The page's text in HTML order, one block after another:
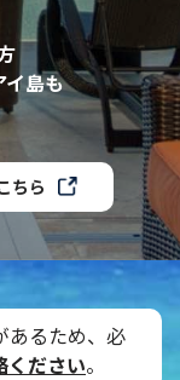
島も
ちら
あるため、必
ください。